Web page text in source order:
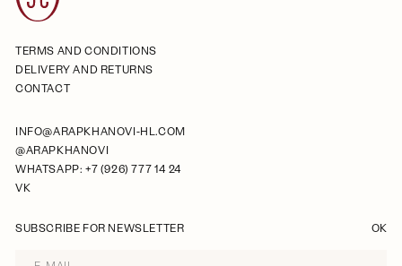
TERMS AND CONDITIONS
DELIVERY AND RETURNS
CONTACT
INFO@ARAPKHANOVI-HL.COM
@ARAPKHANOVI
WHATSAPP: +7 (926) 777 14 24
VK
SUBSCRIBE FOR NEWSLETTER OK